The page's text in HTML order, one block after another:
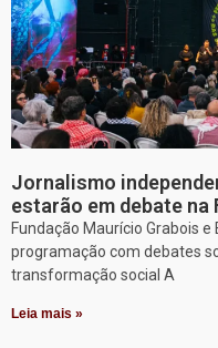
Jornalismo
estarão em debate na
Fundação Maurício Grabois
programação com debates
transformação social A
Leia mais »